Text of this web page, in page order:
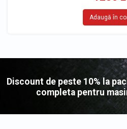
Adaugă în
Discount de peste 10% la
completa pentru